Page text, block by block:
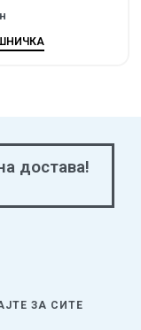
достава!
ЗА СИТЕ